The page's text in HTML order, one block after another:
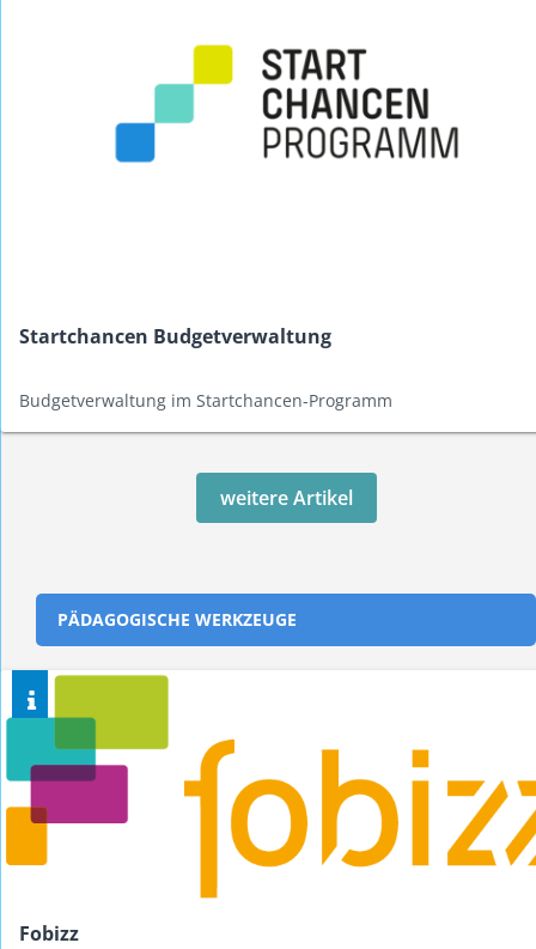
Startchancen Budgetverwaltung
Budgetverwaltung im Startchancen-Programm
weitere Artikel
PÄDAGOGISCHE WERKZEUGE
Fobizz